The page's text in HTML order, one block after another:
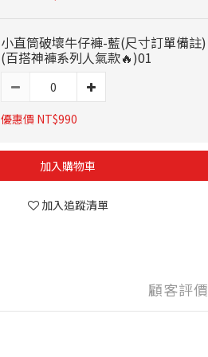
小直筒破壞牛仔褲-藍(尺寸訂單備註)
(百搭神褲系列人氣款🔥)01
優惠價 NT$990
加入購物車
加入追蹤清單
顧客評價